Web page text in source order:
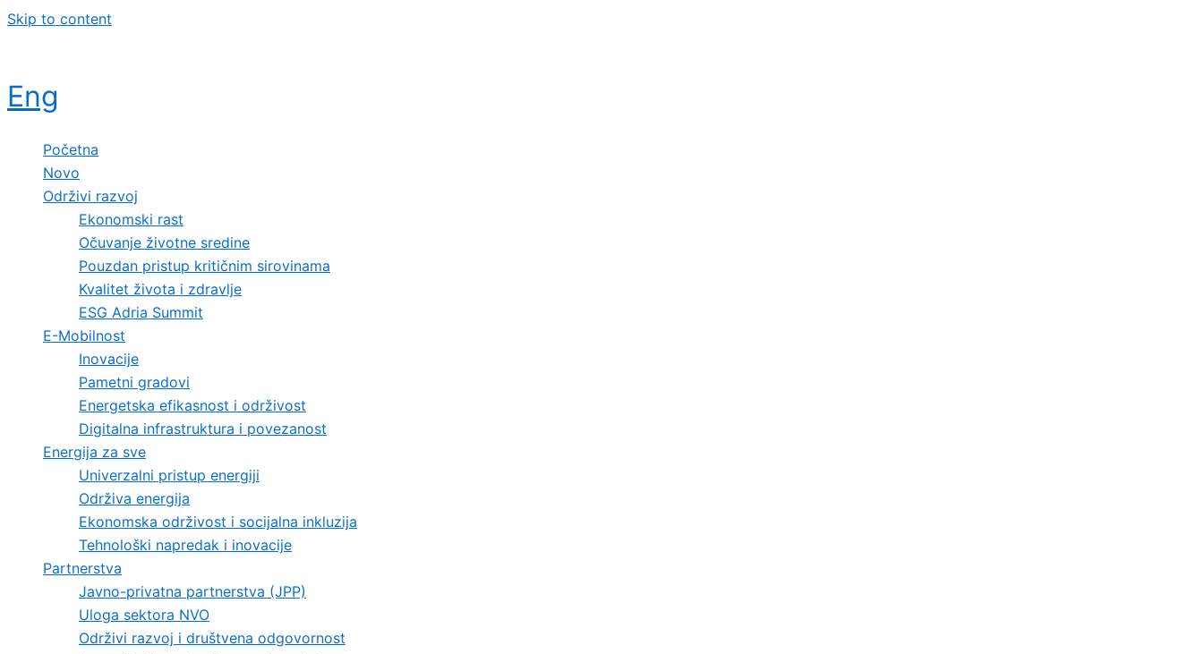
Skip to content
Eng
Početna
Novo
Održivi razvoj
Ekonomski rast
Očuvanje životne sredine
Pouzdan pristup kritičnim sirovinama
Kvalitet života i zdravlje
ESG Adria Summit
E-Mobilnost
Inovacije
Pametni gradovi
Energetska efikasnost i održivost
Digitalna infrastruktura i povezanost
Energija za sve
Univerzalni pristup energiji
Održiva energija
Ekonomska održivost i socijalna inkluzija
Tehnološki napredak i inovacije
Partnerstva
Javno-privatna partnerstva (JPP)
Uloga sektora NVO
Održivi razvoj i društvena odgovornost